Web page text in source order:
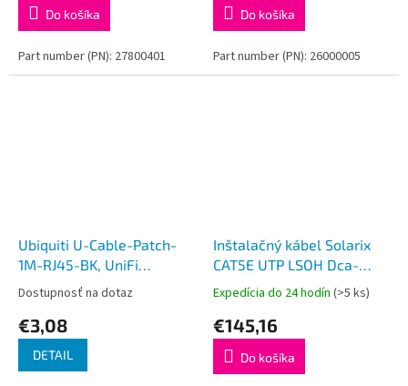
Do košíka
Part number (PN): 27800401
Do košíka
Part number (PN): 26000005
Ubiquiti U-Cable-Patch-
1M-RJ45-BK, UniFi
Ethernet Patch Kábel,
1,0m, Cat6, čierny
Dostupnosť na dotaz
€3,08
DETAIL
Inštalačný kábel Solarix
CAT5E UTP LSOH Dca-
s1,d2,a1 305m/box SXKD-
5E-UTP-LSOH
Expedícia do 24 hodín (>5 ks)
€145,16
Do košíka